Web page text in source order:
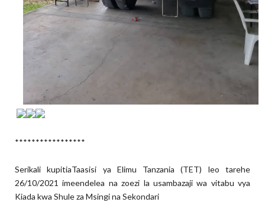
*****************
Serikali kupitiaTaasisi ya Elimu Tanzania (TET) leo tarehe
26/10/2021 imeendelea na zoezi la usambazaji wa vitabu vya
Kiada kwa Shule za Msingi na Sekondari